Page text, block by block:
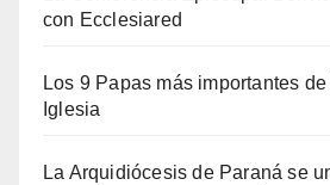
con Ecclesiared
Los 9 Papas más importantes
Iglesia
La Arquidiócesis de Paraná se